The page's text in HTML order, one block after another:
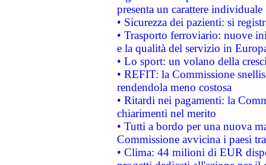
presenta un carattere individuale
• Sicurezza dei pazienti: si
• Trasporto ferroviario: nuove
e la qualità del servizio in
• Lo sport: un volano della
• REFIT: la Commissione
rendendola meno costosa
• Ritardi nei pagamenti: la
chiarimenti nel merito
• Tutti a bordo per una nuova
Commissione avvicina i paesi
• Clima: 44 milioni di EUR